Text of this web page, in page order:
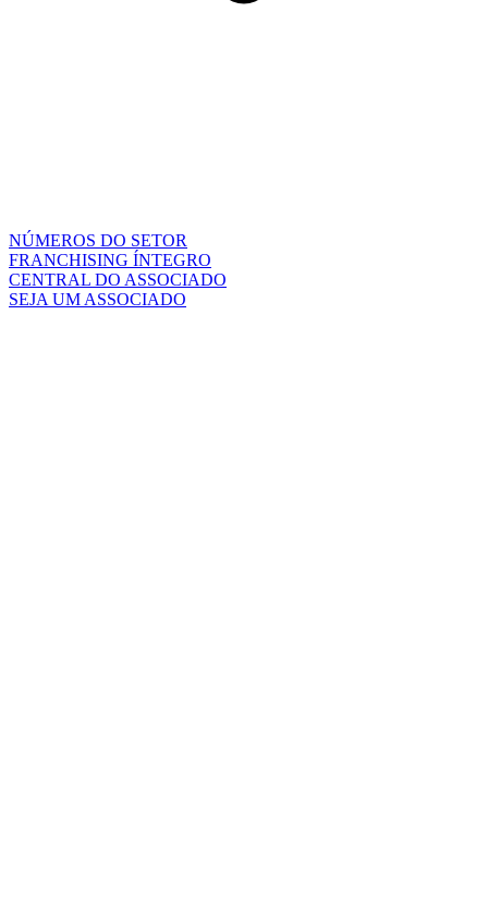
NÚMEROS DO SETOR
FRANCHISING ÍNTEGRO
CENTRAL DO ASSOCIADO
SEJA UM ASSOCIADO